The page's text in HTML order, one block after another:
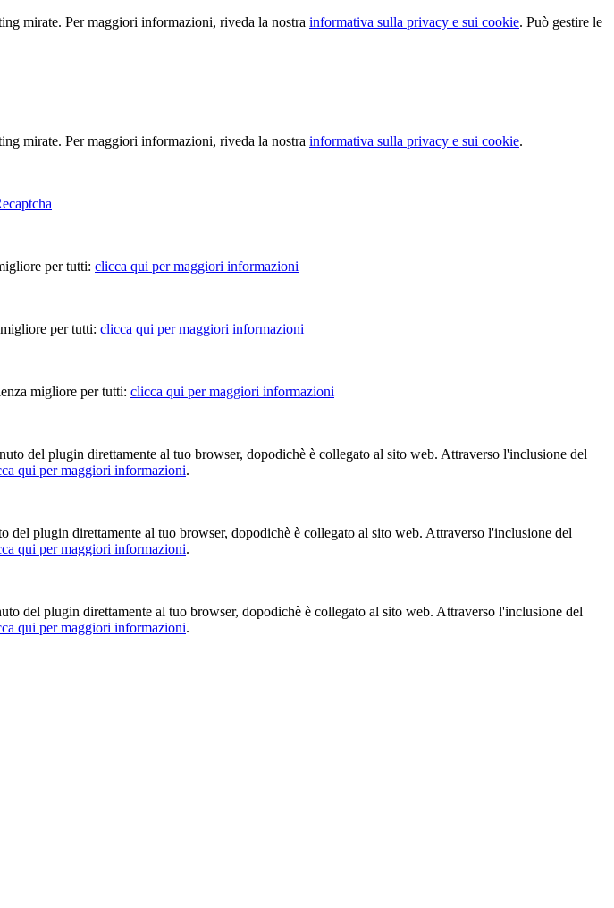
mirate. Per maggiori informazioni, riveda la nostra informativa sulla privacy e sui cookie. Può gestire le
mirate. Per maggiori informazioni, riveda la nostra informativa sulla privacy e sui cookie.
per tutti: clicca qui per maggiori informazioni
per tutti: clicca qui per maggiori informazioni
migliore per tutti: clicca qui per maggiori informazioni
del plugin direttamente al tuo browser, dopodichè è collegato al sito web. Attraverso l'inclusione del
qui per maggiori informazioni.
plugin direttamente al tuo browser, dopodichè è collegato al sito web. Attraverso l'inclusione del
qui per maggiori informazioni.
del plugin direttamente al tuo browser, dopodichè è collegato al sito web. Attraverso l'inclusione del
qui per maggiori informazioni.